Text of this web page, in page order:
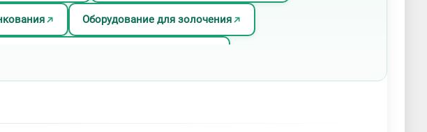
Оборудование для золочения